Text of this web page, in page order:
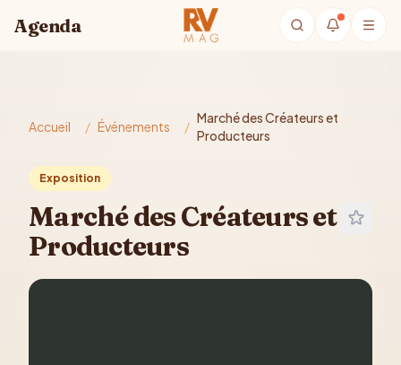
Agenda
Accueil / Événements /
Marché des Créateurs et
Producteurs
Exposition
Marché des Créateurs et
Producteurs